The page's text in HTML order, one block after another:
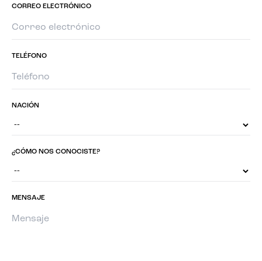
CORREO ELECTRÓNICO
TELÉFONO
NACIÓN
¿CÓMO NOS CONOCISTE?
MENSAJE